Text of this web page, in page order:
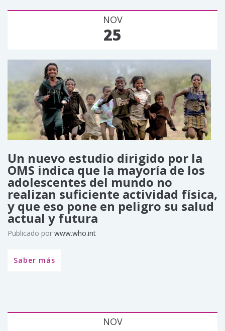
NOV
25
Un nuevo estudio dirigido por la
OMS indica que la mayoría de los
adolescentes del mundo no
realizan suficiente actividad física,
y que eso pone en peligro su salud
actual y futura
Publicado por www.who.int
Saber más
NOV